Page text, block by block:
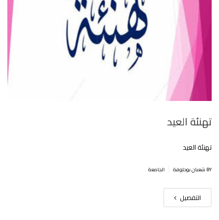
تهنئة العيد
تهنئة العيد
BY شعبان بوحلوفة الجامعة
التفصيل